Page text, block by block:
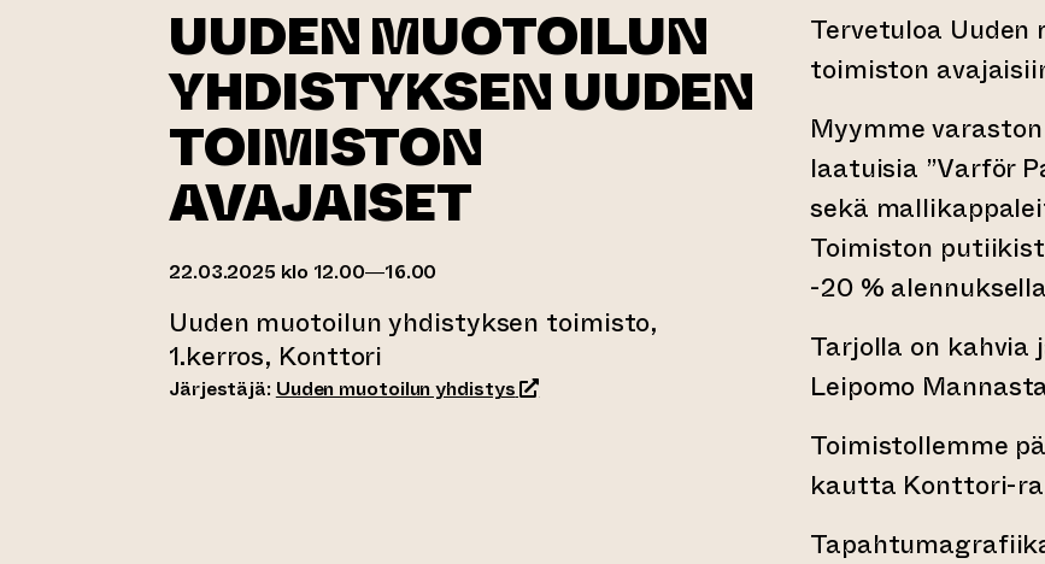
UUDEN MUOTOILUN
YHDISTYKSEN UUDEN
TOIMISTON
AVAJAISET
22.03.2025 klo 12.00—16.00
Uuden muotoilun yhdistyksen toimisto,
1.kerros, Konttori
Järjestäjä: Uuden muotoilun yhdistys(siirtyy toiseen verkkopalveluun)
Tervetuloa
toimiston
Myymme
laatuisia ”Varför
sekä
Toimiston
-20 % alennuksella
Tarjolla on kahvia
Leipomo
Toimistollemme
kautta Konttori-